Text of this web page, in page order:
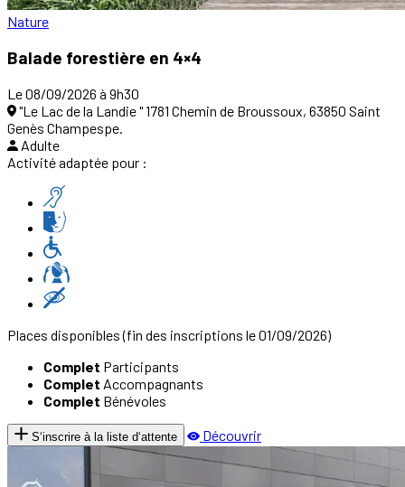
Nature
Balade forestière en 4×4
Le 08/09/2026 à 9h30
"Le Lac de la Landie " 1781 Chemin de Broussoux, 63850 Saint
Genès Champespe.
Adulte
Activité adaptée pour :
Places disponibles(fin des inscriptions le 01/09/2026)
Complet Participants
Complet Accompagnants
Complet Bénévoles
S‘inscrire à la liste d‘attente Découvrir